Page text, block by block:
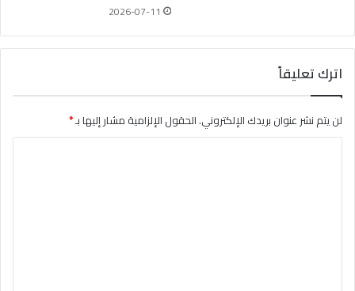
2026-07-11
اترك تعليقاً
لن يتم نشر عنوان بريدك الإلكتروني.الحقول الإلزامية مشار إليها بـ*